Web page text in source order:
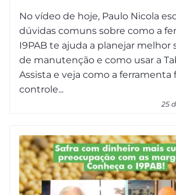
No vídeo de hoje, Paulo Nicola
dúvidas comuns sobre como a
I9PAB te ajuda a planejar melhor
de manutenção e como usar a
Assista e veja como a ferramenta
controle...
25